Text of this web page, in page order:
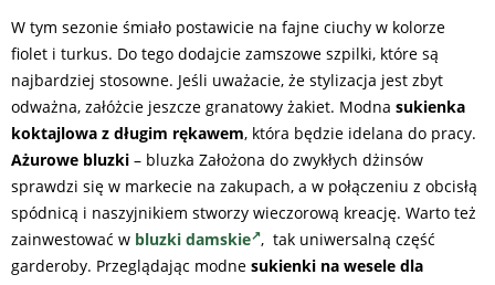
W tym sezonie śmiało postawicie na fajne ciuchy w kolorze
fiolet i turkus. Do tego dodajcie zamszowe szpilki, które są
najbardziej stosowne. Jeśli uważacie, że stylizacja jest zbyt
odważna, załóżcie jeszcze granatowy żakiet. Modna sukienka
koktajlowa z długim rękawem, która będzie idelana do pracy.
Ażurowe bluzki – bluzka Założona do zwykłych dżinsów
sprawdzi się w markecie na zakupach, a w połączeniu z obcisłą
spódnicą i naszyjnikiem stworzy wieczorową kreację. Warto też
zainwestować w bluzki damskie , tak uniwersalną część
garderoby. Przeglądając modne sukienki na wesele dla